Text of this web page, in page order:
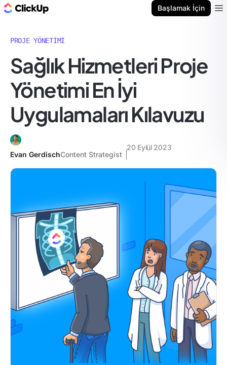
Başlamak İçin
PROJE YÖNETIMI
Sağlık Hizmetleri Proje
Yönetimi En İyi
Uygulamaları Kılavuzu
Evan GerdischContent Strategist
20 Eylül 2023